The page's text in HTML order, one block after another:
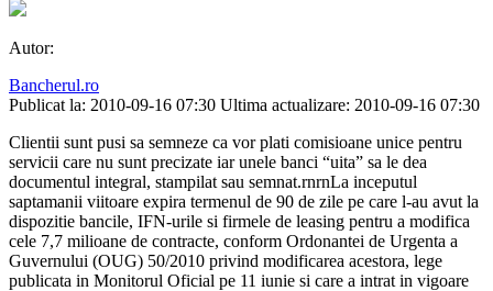
Autor:
Bancherul.ro
Publicat la: 2010-09-16 07:30 Ultima actualizare: 2010-09-16 07:30
Clientii sunt pusi sa semneze ca vor plati comisioane unice pentru
servicii care nu sunt precizate iar unele banci “uita” sa le dea
documentul integral, stampilat sau semnat.rnrnLa inceputul
saptamanii viitoare expira termenul de 90 de zile pe care l-au avut la
dispozitie bancile, IFN-urile si firmele de leasing pentru a modifica
cele 7,7 milioane de contracte, conform Ordonantei de Urgenta a
Guvernului (OUG) 50/2010 privind modificarea acestora, lege
publicata in Monitorul Oficial pe 11 iunie si care a intrat in vigoare